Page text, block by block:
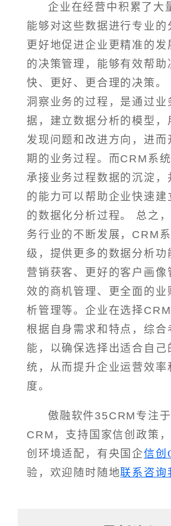
企业在经营中积累了大
能够对这些数据进行专业的
更好地促进企业更精准的发
的决策管理，能够有效帮助
快、更好、更合理的决策。
洞察业务的过程，是通过业
据，建立数据分析的模型，
发现问题和改进方向，进而
期的业务过程。而CRM系
承接业务过程数据的沉淀，
的能力可以帮助企业快速建
的数据化分析过程。 总之
务行业的不断发展，CRM
级，提供更多的数据分析功
营销获客、更好的客户画像
效的商机管理、更全面的业
析管理等。企业在选择
根据自身需求和特点，综合
能，以确保选择出适合自己
统，从而提升企业运营效率
度。
傲融软件35CRM专注
CRM，支持国家信创政策
创环境适配，有央国企信创
验，欢迎随时随地联系咨询